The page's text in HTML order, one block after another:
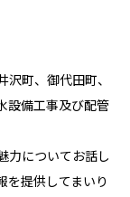
町、御代田町、
設備工事及び配管
力についてお話し
を提供してまいり